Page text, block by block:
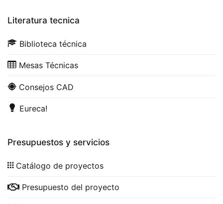
Literatura tecnica
Biblioteca técnica
Mesas Técnicas
Consejos CAD
Eureca!
Presupuestos y servicios
Catálogo de proyectos
Presupuesto del proyecto